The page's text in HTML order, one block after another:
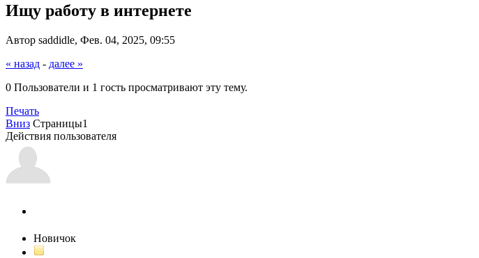
Ищу работу в интернете
Автор saddidle, Фев. 04, 2025, 09:55
« назад - далее »
0 Пользователи и 1 гость просматривают эту тему.
Печать
Вниз Страницы1
Действия пользователя
Новичок